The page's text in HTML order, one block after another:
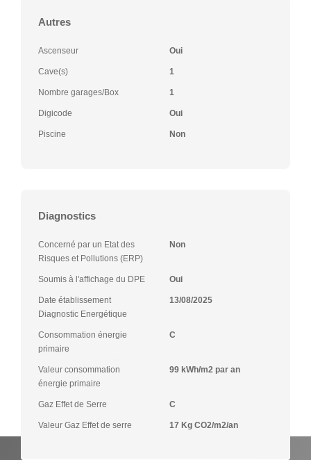
Autres
Ascenseur Oui
Cave(s) 1
Nombre garages/Box 1
Digicode Oui
Piscine Non
Diagnostics
Concerné par un Etat des
Risques et Pollutions (ERP)
Non
Soumis à l'affichage du DPE Oui
Date établissement
Diagnostic Energétique
13/08/2025
Consommation énergie
primaire
C
Valeur consommation
énergie primaire
99 kWh/m2 par an
Gaz Effet de Serre C
Valeur Gaz Effet de serre 17 Kg CO2/m2/an